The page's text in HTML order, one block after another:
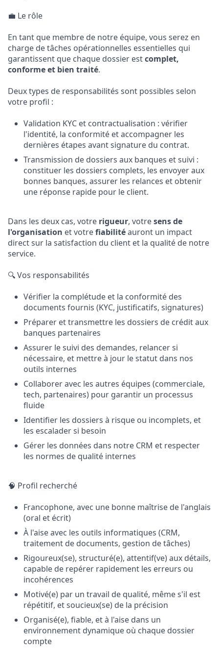
💼 Le rôle
En tant que membre de notre équipe, vous serez en
charge de tâches opérationnelles essentielles qui
garantissent que chaque dossier estcomplet,
conforme et bien traité.
Deux types de responsabilités sont possibles selon
votre profil :
Validation KYC et contractualisation : vérifier
l'identité, la conformité et accompagner les
dernières étapes avant signature du contrat.
Transmission de dossiers aux banques et suivi :
constituer les dossiers complets, les envoyer aux
bonnes banques, assurer les relances et obtenir
une réponse rapide pour le client.
Dans les deux cas, votre rigueur, votresens de
l'organisation et votrefiabilitéauront un impact
direct sur la satisfaction du client et la qualité de notre
service.
🔍 Vos responsabilités
Vérifier la complétude et la conformité des
documents fournis (KYC, justificatifs, signatures)
Préparer et transmettre les dossiers de crédit aux
banques partenaires
Assurer le suivi des demandes, relancer si
nécessaire, et mettre à jour le statut dans nos
outils internes
Collaborer avec les autres équipes (commerciale,
tech, partenaires) pour garantir un processus
fluide
Identifier les dossiers à risque ou incomplets, et
les escalader si besoin
Gérer les données dans notre CRM et respecter
les normes de qualité internes
🧠 Profil recherché
Francophone, avec une bonne maîtrise de l'anglais
(oral et écrit)
À l'aise avec les outils informatiques (CRM,
traitement de documents, gestion de tâches)
Rigoureux(se), structuré(e), attentif(ve) aux détails,
capable de repérer rapidement les erreurs ou
incohérences
Motivé(e) par un travail de qualité, même s'il est
répétitif, et soucieux(se) de la précision
Organisé(e), fiable, et à l'aise dans un
environnement dynamique où chaque dossier
compte